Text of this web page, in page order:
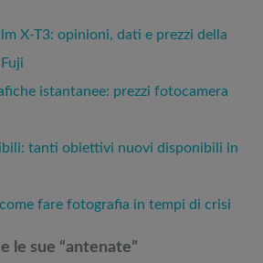
X-T3: opinioni, dati e prezzi della
istantanee: prezzi fotocamera
tanti obiettivi nuovi disponibili in
fare fotografia in tempi di crisi
le sue “antenate”